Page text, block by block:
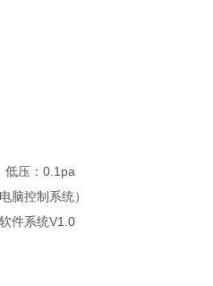
压：0.1pa
脑控制系统）
件系统V1.0